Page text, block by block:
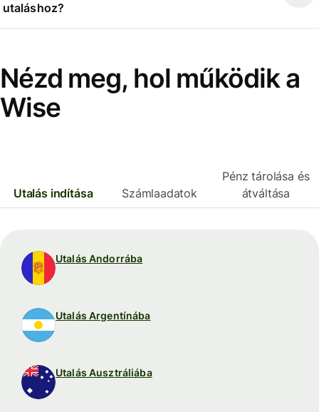
utaláshoz?
Nézd meg, hol működik a
Wise
Utalás indítása Számlaadatok
Pénz tárolása és
átváltása
Utalás Andorrába
Utalás Argentínába
Utalás Ausztráliába